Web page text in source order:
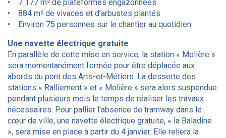
• 7 177 m² de plateformes engazonnées
• 884 m² de vivaces et d’arbustes plantés
• Environ 75 personnes sur le chantier au quotidien
Une navette électrique gratuite
En parallèle de cette mise en service, la station « Molière »
sera momentanément fermée pour être déplacée aux
abords du pont des Arts-et-Métiers. La desserte des
stations « Ralliement » et « Molière » sera alors suspendue
pendant plusieurs mois le temps de réaliser les travaux
nécessaires. Pour pallier l’absence de tramway dans le
cœur de ville, une navette électrique gratuite, « la Baladine
», sera mise en place à partir du 4 janvier. Elle reliera la